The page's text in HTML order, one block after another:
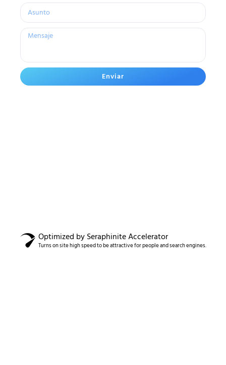
Enviar
Optimized by Seraphinite Accelerator
Turns on site high speed to be attractive for people and search engines.